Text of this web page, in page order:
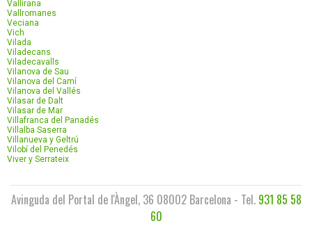
Vallirana
Vallromanes
Veciana
Vich
Vilada
Viladecans
Viladecavalls
Vilanova de Sau
Vilanova del Camí
Vilanova del Vallés
Vilasar de Dalt
Vilasar de Mar
Villafranca del Panadés
Villalba Saserra
Villanueva y Geltrú
Vilobí del Penedés
Viver y Serrateix
Avinguda del Portal de l'Àngel, 36 08002 Barcelona - Tel. 931 85 58
60